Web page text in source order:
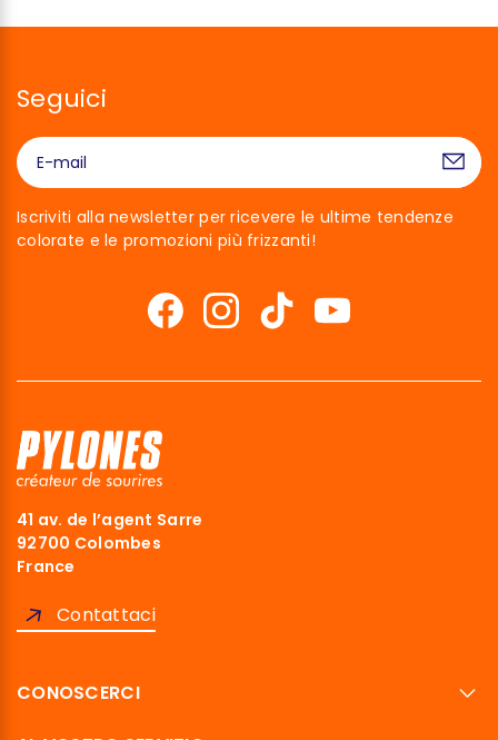
Seguici
Iscriviti alla newsletter per ricevere le ultime tendenze
colorate e le promozioni più frizzanti!
41 av. de l’agent Sarre
92700 Colombes
France
Contattaci
CONOSCERCI